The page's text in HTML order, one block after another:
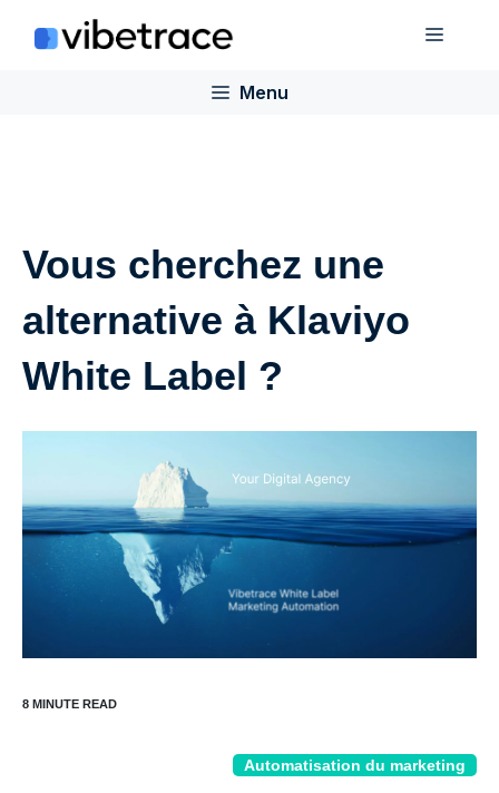
Menu
Menu
Vous cherchez une
alternative à Klaviyo
White Label ?
Automatisation du marketing